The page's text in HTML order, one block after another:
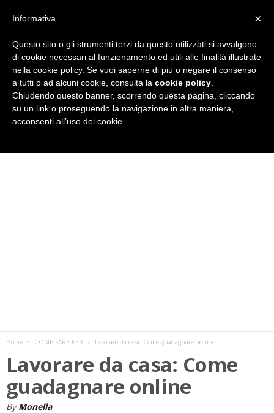
i
Home COME FARE PER Lavorare da casa: Come guadagnare online
Lavorare da casa: Come
guadagnare online
By Monella
×
Informativa
Questo sito o gli strumenti terzi da questo utilizzati si avvalgono
di cookie necessari al funzionamento ed utili alle finalità illustrate
nella cookie policy. Se vuoi saperne di più o negare il consenso
a tutti o ad alcuni cookie, consulta la cookie policy
Chiudendo questo banner, scorrendo questa pagina, cliccando
su un link o proseguendo la navigazione in altra maniera,
acconsenti all’uso dei cookie.